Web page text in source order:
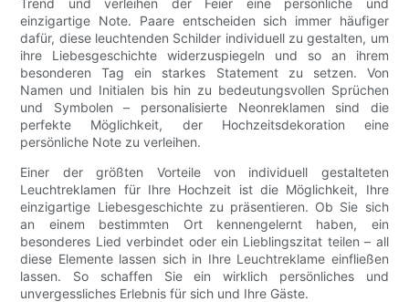
einzigartige Note. Paare entscheiden sich immer häufiger
dafür, diese leuchtenden Schilder individuell zu gestalten, um
ihre Liebesgeschichte widerzuspiegeln und so an ihrem
besonderen Tag ein starkes Statement zu setzen. Von
Namen und Initialen bis hin zu bedeutungsvollen Sprüchen
und Symbolen – personalisierte Neonreklamen sind die
perfekte Möglichkeit, der Hochzeitsdekoration eine
persönliche Note zu verleihen.
Einer der größten Vorteile von individuell gestalteten
Leuchtreklamen für Ihre Hochzeit ist die Möglichkeit, Ihre
einzigartige Liebesgeschichte zu präsentieren. Ob Sie sich
an einem bestimmten Ort kennengelernt haben, ein
besonderes Lied verbindet oder ein Lieblingszitat teilen – all
diese Elemente lassen sich in Ihre Leuchtreklame einfließen
lassen. So schaffen Sie ein wirklich persönliches und
unvergessliches Erlebnis für sich und Ihre Gäste.